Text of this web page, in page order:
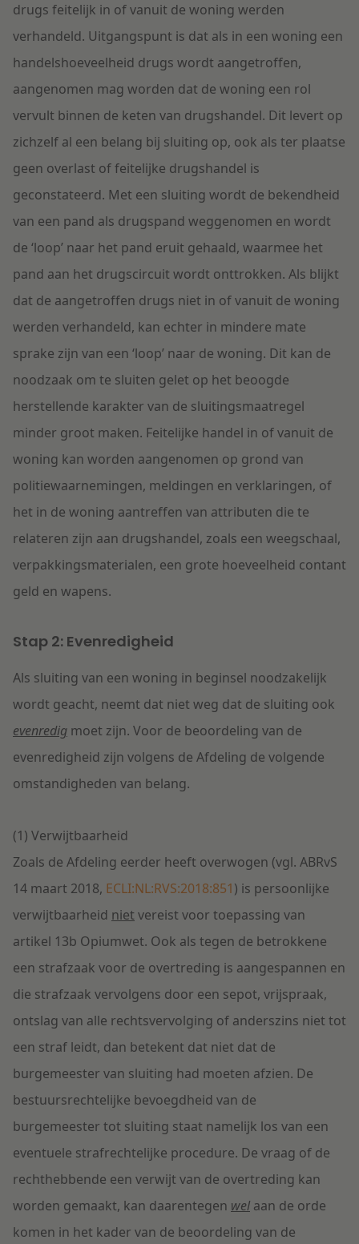
drugs feitelijk in of vanuit de woning werden
verhandeld. Uitgangspunt is dat als in een woning een
handelshoeveelheid drugs wordt aangetroffen,
aangenomen mag worden dat de woning een rol
vervult binnen de keten van drugshandel. Dit levert op
zichzelf al een belang bij sluiting op, ook als ter plaatse
geen overlast of feitelijke drugshandel is
geconstateerd. Met een sluiting wordt de bekendheid
van een pand als drugspand weggenomen en wordt
de ‘loop’ naar het pand eruit gehaald, waarmee het
pand aan het drugscircuit wordt onttrokken. Als blijkt
dat de aangetroffen drugs niet in of vanuit de woning
werden verhandeld, kan echter in mindere mate
sprake zijn van een ‘loop’ naar de woning. Dit kan de
noodzaak om te sluiten gelet op het beoogde
herstellende karakter van de sluitingsmaatregel
minder groot maken. Feitelijke handel in of vanuit de
woning kan worden aangenomen op grond van
politiewaarnemingen, meldingen en verklaringen, of
het in de woning aantreffen van attributen die te
relateren zijn aan drugshandel, zoals een weegschaal,
verpakkingsmaterialen, een grote hoeveelheid contant
geld en wapens.
Stap 2: Evenredigheid
Als sluiting van een woning in beginsel noodzakelijk
wordt geacht, neemt dat niet weg dat de sluiting ook
evenredig moet zijn. Voor de beoordeling van de
evenredigheid zijn volgens de Afdeling de volgende
omstandigheden van belang.
(1) Verwijtbaarheid
Zoals de Afdeling eerder heeft overwogen (vgl. ABRvS
14 maart 2018, ECLI:NL:RVS:2018:851) is persoonlijke
verwijtbaarheid niet vereist voor toepassing van
artikel 13b Opiumwet. Ook als tegen de betrokkene
een strafzaak voor de overtreding is aangespannen en
die strafzaak vervolgens door een sepot, vrijspraak,
ontslag van alle rechtsvervolging of anderszins niet tot
een straf leidt, dan betekent dat niet dat de
burgemeester van sluiting had moeten afzien. De
bestuursrechtelijke bevoegdheid van de
burgemeester tot sluiting staat namelijk los van een
eventuele strafrechtelijke procedure. De vraag of de
rechthebbende een verwijt van de overtreding kan
worden gemaakt, kan daarentegen wel aan de orde
komen in het kader van de beoordeling van de